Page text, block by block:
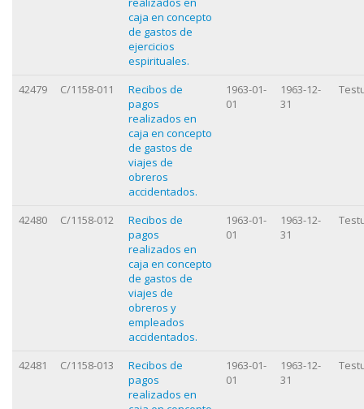
caja en concepto
de gastos de
ejercicios
espirituales.
42479
C/1158-011
Recibos de
pagos
realizados en
caja en concepto
de gastos de
viajes de
obreros
accidentados.
1963-01-
01
1963-12-
31
42480 C/1158-012
Recibos de
pagos
realizados en
caja en concepto
de gastos de
viajes de
obreros y
empleados
accidentados.
1963-01-
01
1963-12-
31
42481 C/1158-013
Recibos de
pagos
realizados en
1963-01-
01
1963-12-
31